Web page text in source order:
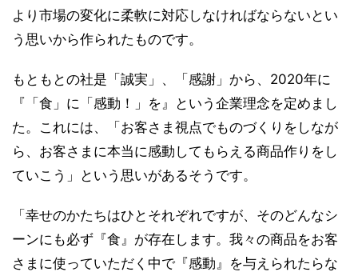
より市場の変化に柔軟に対応しなければならないとい
う思いから作られたものです。
もともとの社是「誠実」、「感謝」から、2020年に
『「食」に「感動！」を』という企業理念を定めまし
た。これには、「お客さま視点でものづくりをしなが
ら、お客さまに本当に感動してもらえる商品作りをし
ていこう」という思いがあるそうです。
「幸せのかたちはひとそれぞれですが、そのどんなシ
ーンにも必ず『食』が存在します。我々の商品をお客
さまに使っていただく中で『感動』を与えられたらな